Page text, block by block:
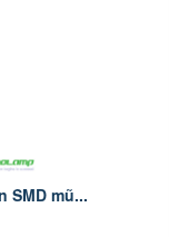
SMD mũ...